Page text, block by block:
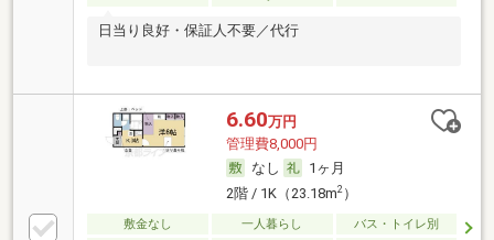
日当り良好・保証人不要／代行
6.60万円
管理費8,000円
なし
1ヶ月
2階 / 1K（23.18m2）
敷金なし 一人暮らし バス・トイレ別